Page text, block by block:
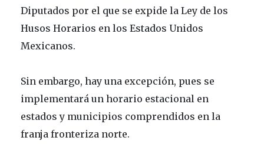
Diputados por el que se expide la Ley de los
Husos Horarios en los Estados Unidos
Mexicanos.
Sin embargo, hay una excepción, pues se
implementará un horario estacional en
estados y municipios comprendidos en la
franja fronteriza norte.